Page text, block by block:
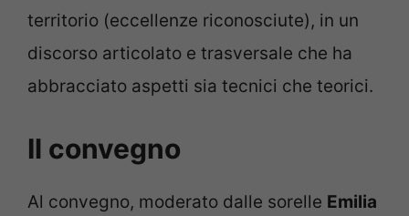
territorio (eccellenze riconosciute), in un
discorso articolato e trasversale che ha
abbracciato aspetti sia tecnici che teorici.
Il convegno
Al convegno, moderato dalle sorelle Emilia